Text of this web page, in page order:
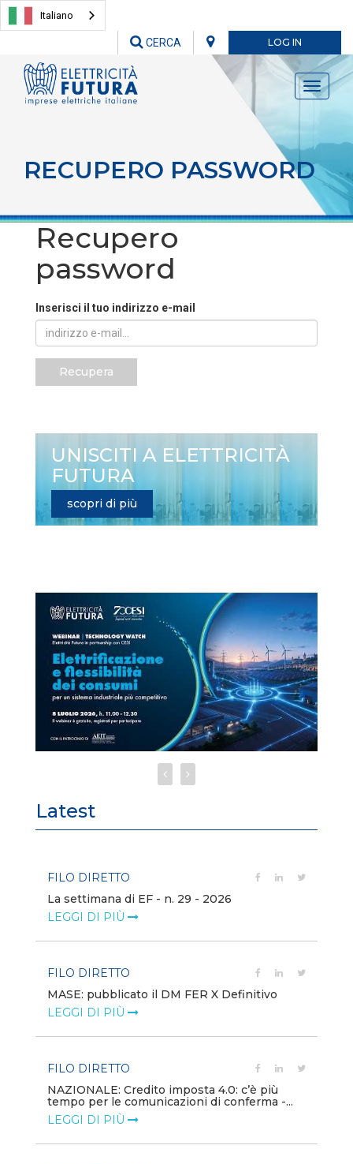
Italiano
LOG IN
CERCA
Toggle
RECUPERO PASSWORD
Recupero
password
Inserisci il tuo indirizzo e-mail
Recupera
UNISCITI A ELETTRICITÀ
FUTURA
scopri di più
Latest
FILO DIRETTO
La settimana di EF - n. 29 - 2026
LEGGI DI PIÙ
FILO DIRETTO
MASE: pubblicato il DM FER X Definitivo
LEGGI DI PIÙ
FILO DIRETTO
NAZIONALE: Credito imposta 4.0: c’è più
tempo per le comunicazioni di conferma -...
LEGGI DI PIÙ